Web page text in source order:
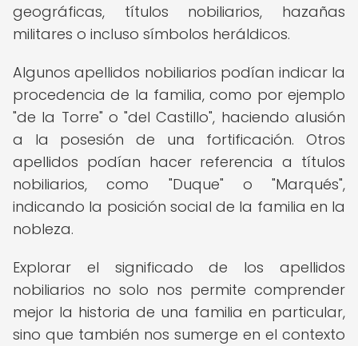
geográficas, títulos nobiliarios, hazañas
militares o incluso símbolos heráldicos.
Algunos apellidos nobiliarios podían indicar la
procedencia de la familia, como por ejemplo
"de la Torre" o "del Castillo", haciendo alusión
a la posesión de una fortificación. Otros
apellidos podían hacer referencia a títulos
nobiliarios, como "Duque" o "Marqués",
indicando la posición social de la familia en la
nobleza.
Explorar el significado de los apellidos
nobiliarios no solo nos permite comprender
mejor la historia de una familia en particular,
sino que también nos sumerge en el contexto